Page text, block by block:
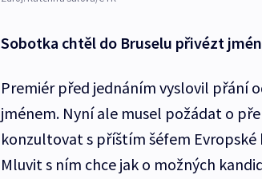
Sobotka chtěl do Bruselu přivézt
Premiér před jednáním vyslovil přání
jménem. Nyní ale musel požádat o
konzultovat s příštím šéfem Evropské
Mluvit s ním chce jak o možných